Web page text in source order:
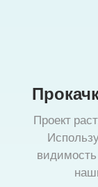
Проект